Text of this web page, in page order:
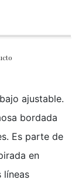
ajustable.
bordada
Es parte de
en
líneas